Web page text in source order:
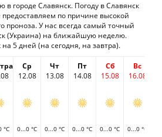
в городе Славянск. Погоду в Славянск
по причине высокой
проноза. У нас всегда самый точный
(Украина) на ближайшую неделю.
5 дней (на сегодня, на завтра).
Ср
12.08
Чт
13.08
Пт
14.08
Сб
15.08
Вс
16.08
°C 0...0 °C 0...0 °C 0...0 °C 0...0 °C 0...0 °C